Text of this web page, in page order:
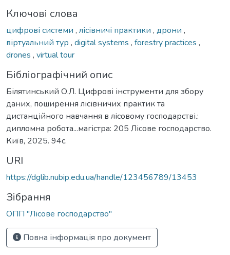
Ключові слова
цифрові системи , лісівничі практики , дрони ,
віртуальний тур , digital systems , forestry practices ,
drones , virtual tour
Бібліографічний опис
Білятинський О.Л. Цифрові інструменти для збору
даних, поширення лісівничих практик та
дистанційного навчання в лісовому господарстві.:
дипломна робота...магістра: 205 Лісове господарство.
Київ, 2025. 94с.
URI
https://dglib.nubip.edu.ua/handle/123456789/13453
Зібрання
ОПП "Лісове господарство"
Повна інформація про документ